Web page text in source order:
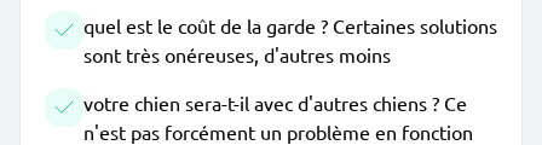
quel est le coût de la garde ? Certaines solutions
sont très onéreuses, d'autres moins
votre chien sera-t-il avec d'autres chiens ? Ce
n'est pas forcément un problème en fonction